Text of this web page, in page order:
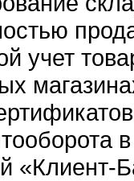
учет
«Клиент-